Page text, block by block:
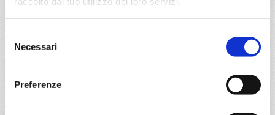
delNecessari
Preferenze